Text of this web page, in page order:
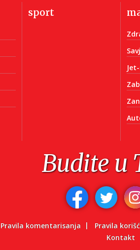
sport
Budite u
Pravila komentarisanja Pravila
Kontakt